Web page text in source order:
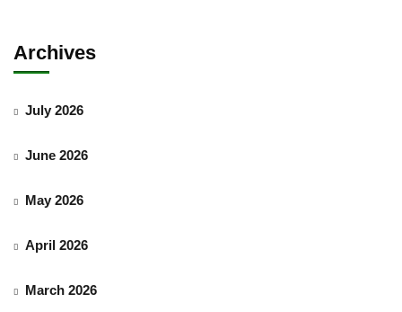
Archives
July 2026
June 2026
May 2026
April 2026
March 2026